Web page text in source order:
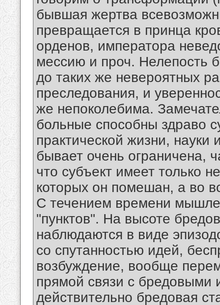
бывшая жертва
превращается в принца
орденов, императора
мессию и проч. Нелепость
до таких же невероятных
преследования, и
же непоколебима.
больные способны здраво
практической жизни, науки
бывает очень ограничена,
что субъект имеет только
которых он помешан, а во
С течением времени
"пунктов". На высоте
наблюдаются в виде
со спутанностью идей,
возбуждение, вообще
прямой связи с бредовыми
действительно бредовая